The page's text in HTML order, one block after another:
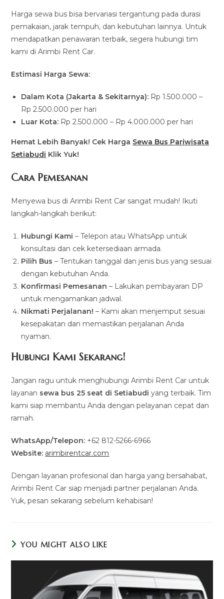
Harga sewa bus bisa bervariasi tergantung pada durasi
pemakaian, jarak tempuh, dan kebutuhan lainnya. Untuk
mendapatkan penawaran terbaik, segera hubungi tim
kami di Arimbi Rent Car.
Estimasi Harga Sewa:
Dalam Kota (Jakarta & Sekitarnya): Rp 1.500.000 –
Rp 2.500.000 per hari
Luar Kota: Rp 2.500.000 – Rp 4.000.000 per hari
Hemat Lebih Banyak! Cek Harga Sewa Bus Pariwisata
Setiabudi Klik Yuk!
Cara Pemesanan
Menyewa bus di Arimbi Rent Car sangat mudah! Ikuti
langkah-langkah berikut:
Hubungi Kami – Telepon atau WhatsApp untuk
konsultasi dan cek ketersediaan armada.
Pilih Bus – Tentukan tanggal dan jenis bus yang sesuai
dengan kebutuhan Anda.
Konfirmasi Pemesanan – Lakukan pembayaran DP
untuk mengamankan jadwal.
Nikmati Perjalanan! – Kami akan menjemput sesuai
kesepakatan dan memastikan perjalanan Anda
nyaman.
Hubungi Kami Sekarang!
Jangan ragu untuk menghubungi Arimbi Rent Car untuk
layanan sewa bus 25 seat di Setiabudi yang terbaik. Tim
kami siap membantu Anda dengan pelayanan cepat dan
ramah.
WhatsApp/Telepon: +62 812-5266-6966
Website: arimbirentcar.com
Dengan layanan profesional dan harga yang bersahabat,
Arimbi Rent Car siap menjadi partner perjalanan Anda.
Yuk, pesan sekarang sebelum kehabisan!
YOU MIGHT ALSO LIKE